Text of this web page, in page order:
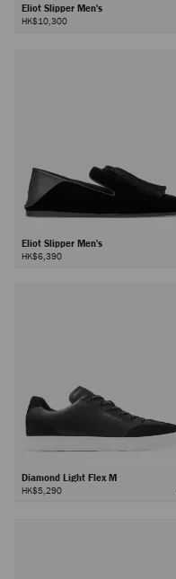
Eliot Slipper Men's
HK$10,300
Eliot Slipper Men's
HK$6,390
Diamond Light Flex M
HK$5,290